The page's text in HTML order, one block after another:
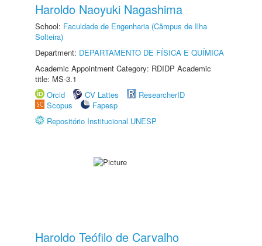
Haroldo Naoyuki Nagashima
School: Faculdade de Engenharia (Câmpus de Ilha
Solteira)
Department: DEPARTAMENTO DE FÍSICA E QUÍMICA
Academic Appointment Category: RDIDP Academic
title: MS-3.1
Orcid
CV Lattes
ResearcherID
Scopus
Fapesp
Repositório Institucional UNESP
Haroldo Teófilo de Carvalho